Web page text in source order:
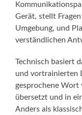
Gerät, stellt
Umgebung, und
verständlichen
Technisch basiert
und vortrainierten
gesprochene
übersetzt und in
Anders als